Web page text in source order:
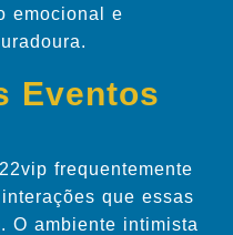
emocional e
Eventos
frequentemente
que essas
O ambiente intimista